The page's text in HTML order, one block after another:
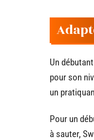
Un
pour son
un
Pour un
à sauter,